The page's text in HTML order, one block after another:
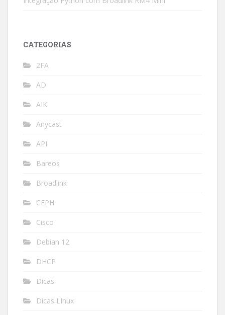
CATEGORIAS
2FA
AD
AIK
Anycast
API
Bareos
Broadlink
CEPH
Cisco
Debian 12
DHCP
Dicas
Dicas LInux